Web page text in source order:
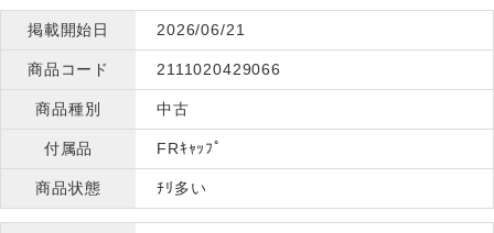
掲載開始日 2026/06/21
商品コード 2111020429066
商品種別 中古
付属品 FRｷｬｯﾌﾟ
商品状態 ﾁﾘ多い